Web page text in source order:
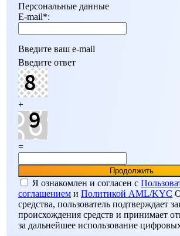
Персональные данные
E-mail*:
Введите ваш e-mail
Введите ответ
+
=
Я ознакомлен и согласен c
соглашением и Политикой AML/KYC
средства, пользователь подтверждает
происхождения средств и принимает
за дальнейшее использование